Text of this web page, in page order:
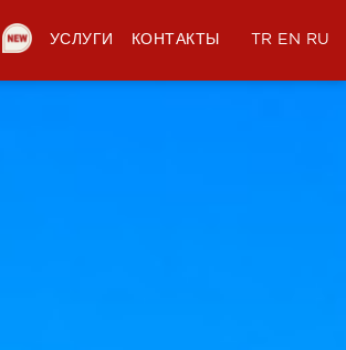
TR EN RU
УСЛУГИ КОНТАКТЫ